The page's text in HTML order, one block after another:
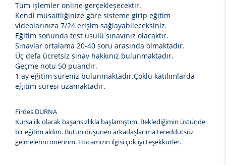
Tüm işlemler online gerçekleşecektir.
Kendi müsaitliğinize göre sisteme girip eğitim
videolarınıza 7/24 erişim sağlayabileceksiniz.
Eğitim sonunda test usulü sınavınız olacaktır.
Sınavlar ortalama 20-40 soru arasında olmaktadır.
Üç defa ücretsiz sınav hakkınız bulunmaktadır.
Geçme notu 50 puandır.
1 ay eğitim süreniz bulunmaktadır.Çoklu katılımlarda
eğitim süresi uzamaktadır.
Firdes DURNA
Kursa ilk olarak başarısızlıkla başlamıştım. Beklediğimin üstünde
bir eğitim aldım. Bütün düşünen arkadaşlarıma tereddütsüz
gelmelerini öneririm. Hocamızın ilgisi çok iyi teşekkürler.